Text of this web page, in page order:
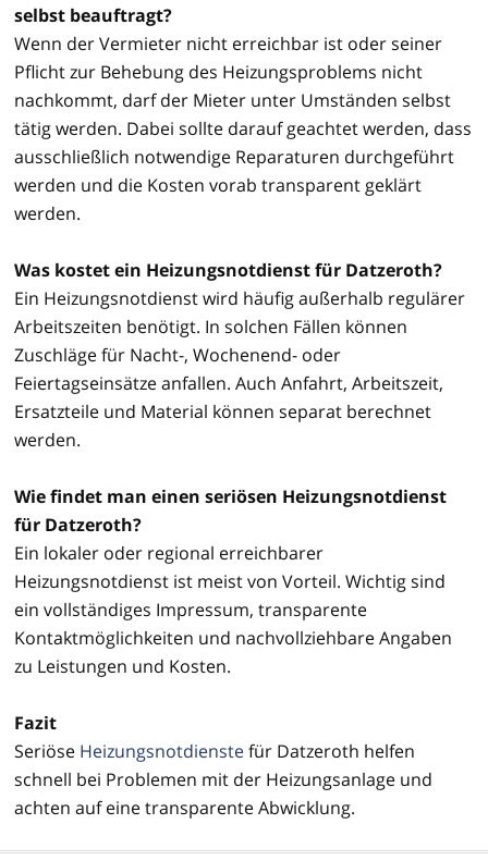
selbst beauftragt?
Wenn der Vermieter nicht erreichbar ist oder seiner
Pflicht zur Behebung des Heizungsproblems nicht
nachkommt, darf der Mieter unter Umständen selbst
tätig werden. Dabei sollte darauf geachtet werden, dass
ausschließlich notwendige Reparaturen durchgeführt
werden und die Kosten vorab transparent geklärt
werden.
Was kostet ein Heizungsnotdienst für Datzeroth?
Ein Heizungsnotdienst wird häufig außerhalb regulärer
Arbeitszeiten benötigt. In solchen Fällen können
Zuschläge für Nacht-, Wochenend- oder
Feiertagseinsätze anfallen. Auch Anfahrt, Arbeitszeit,
Ersatzteile und Material können separat berechnet
werden.
Wie findet man einen seriösen Heizungsnotdienst
für Datzeroth?
Ein lokaler oder regional erreichbarer
Heizungsnotdienst ist meist von Vorteil. Wichtig sind
ein vollständiges Impressum, transparente
Kontaktmöglichkeiten und nachvollziehbare Angaben
zu Leistungen und Kosten.
Fazit
Seriöse Heizungsnotdienstefür Datzeroth helfen
schnell bei Problemen mit der Heizungsanlage und
achten auf eine transparente Abwicklung.